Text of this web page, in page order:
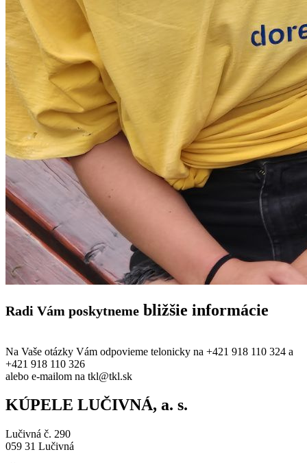
Radi Vám poskytneme bližšie informácie
Na Vaše otázky Vám odpovieme telonicky na +421 918 110 324 a
+421 918 110 326
alebo e-mailom na tkl@tkl.sk
KÚPELE LUČIVNÁ, a. s.
Lučivná č. 290
059 31 Lučivná